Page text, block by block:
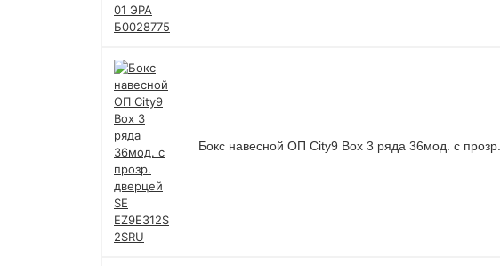
Бокс навесной ОП City9 Box 3 ряда 36мод. с